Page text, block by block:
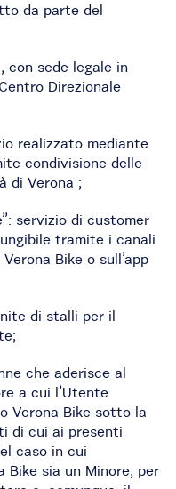
da parte del
con sede legale in
Direzionale
realizzato mediante
condivisione delle
di Verona ;
servizio di customer
tramite i canali
Bike o sull’app
di stalli per il
che aderisce al
a cui l’Utente
Verona Bike sotto la
di cui ai presenti
caso in cui
Bike sia un Minore, per